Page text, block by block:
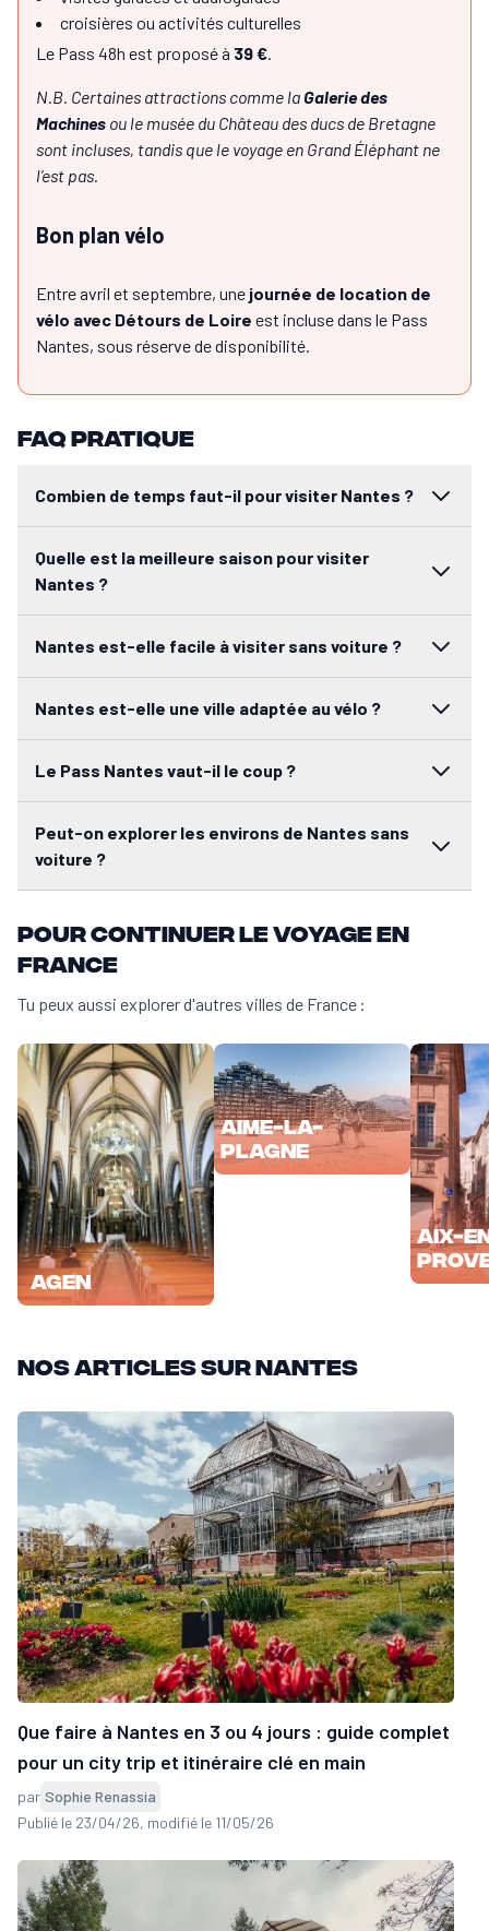
croisières ou activités culturelles
Le Pass 48h est proposé à 39 €.
N.B. Certaines attractions comme laGalerie des
Machines ou le musée du Château des ducs de Bretagne
sont incluses, tandis que le voyage en Grand Éléphant ne
l’est pas.
Bon plan vélo
Entre avril et septembre, une journée de location de
vélo avec Détours de Loire est incluse dans le Pass
Nantes, sous réserve de disponibilité.
FAQ pratique
3 jours suffisent pour couvrir les incontournables. Un 4e jour
Toutes les saisons se prêtent à une visite. L'été (juillet–août)
Nantes est-elle facile à visiter sans voiture ?
Nantes est-elle une ville adaptée au vélo ?
Oui. La métropole compte plus de 800 km d’aménagements
Le Pass Nantes vaut-il le coup ?
Le Pass Nantes peut être intéressant si tu prévois plusieurs
Combien de temps faut-il pour visiter Nantes ?
Quelle est la meilleure saison pour visiter
Nantes ?
Nantes est-elle facile à visiter sans voiture ?
Nantes est-elle une ville adaptée au vélo ?
Le Pass Nantes vaut-il le coup ?
Peut-on explorer les environs de Nantes sans
voiture ?
Pour continuer le voyage en
France
Tu peux aussi explorer d'autres villes de France :
Agen
Aime-la-
Plagne
Aix-
Nos articles sur Nantes
Que faire à Nantes en 3 ou 4 jours : guide complet
pour un city trip et itinéraire clé en main
par Sophie Renassia
Publié le 23/04/26, modifié le 11/05/26